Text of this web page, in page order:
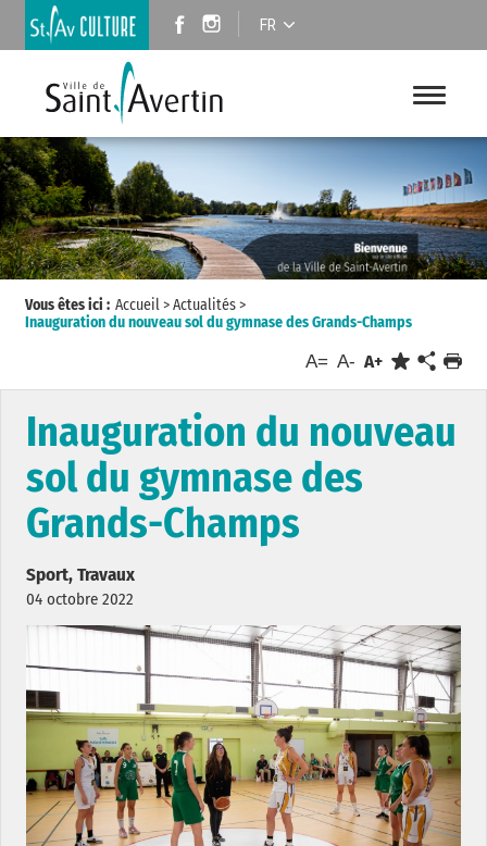
FR
Vous êtes ici : Accueil>Actualités>
Inauguration du nouveau sol du gymnase des Grands-Champs
A= A- A+
Inauguration du nouveau
sol du gymnase des
Grands-Champs
Sport, Travaux
04 octobre 2022